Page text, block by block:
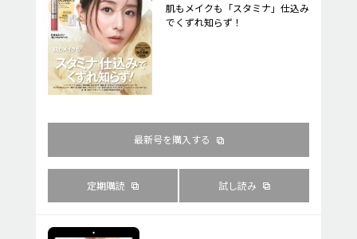
肌もメイクも「スタミナ」仕込み
でくずれ知らず！
最新号を購入する
定期購読 試し読み